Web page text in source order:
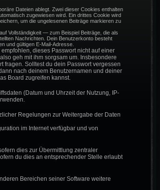
Dateien ablegt. Zwei dieser Cookies enthalten
zugewiesen wird. Ein drittes Cookie wird
um die ungelesenen Beiträge markieren zu
Vollständigkeit — zum Beispiel Beiträge, die als
Nachrichten. Dein Benutzerkonto besteht
und gültigen E-Mail-Adresse.
dieses Passwort nicht auf einer
geh mit ihm sorgsam um. Insbesondere
fragen. Solltest du dein Passwort vergessen
nach deinem Benutzernamen und deiner
Board zugreifen kannst.
(Datum und Uhrzeit der Nutzung, IP-
Regelungen zur Weitergabe der Daten
im Internet verfügbar und von
dies zur Übermittlung zentraler
du dies an entsprechender Stelle erlaubt
Bereichen seiner Software weitere